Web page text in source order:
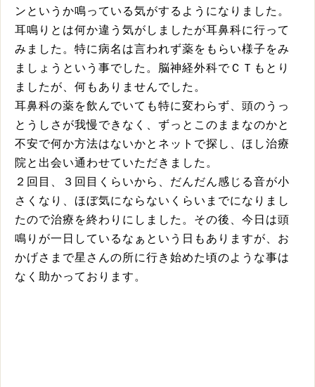
ンというか鳴っている気がするようになりました。
耳鳴りとは何か違う気がしましたが耳鼻科に行って
みました。特に病名は言われず薬をもらい様子をみ
ましょうという事でした。脳神経外科でＣＴもとり
ましたが、何もありませんでした。
耳鼻科の薬を飲んでいても特に変わらず、頭のうっ
とうしさが我慢できなく、ずっとこのままなのかと
不安で何か方法はないかとネットで探し、ほし治療
院と出会い通わせていただきました。
２回目、３回目くらいから、だんだん感じる音が小
さくなり、ほぼ気にならないくらいまでになりまし
たので治療を終わりにしました。その後、今日は頭
鳴りが一日しているなぁという日もありますが、お
かげさまで星さんの所に行き始めた頃のような事は
なく助かっております。